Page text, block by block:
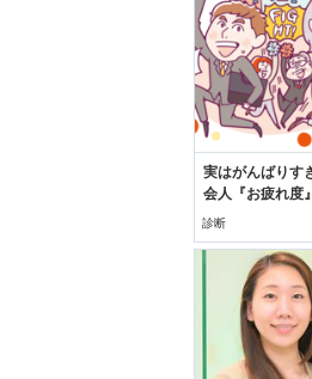
実はがんばりす
会人『お疲れ度
診断